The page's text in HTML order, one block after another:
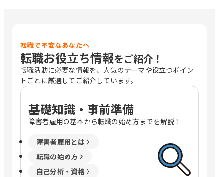
転職で不安なあなたへ
転職お役立ち情報をご紹介！
転職活動に必要な情報を、人気のテーマや役立つポイン
トごとに厳選してご紹介しています。
基礎知識・事前準備
障害者雇用の基本から転職の始め方までを解説！
障害者雇用とは
転職の始め方
自己分析・資格